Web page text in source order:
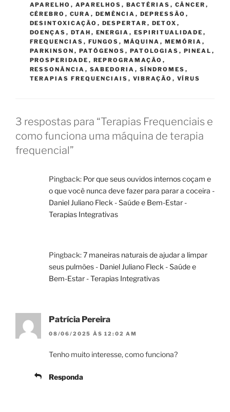
APARELHO , APARELHOS , BACTÉRIAS , CÂNCER ,
CÉREBRO , CURA , DEMÊNCIA , DEPRESSÃO ,
DESINTOXICAÇÃO , DESPERTAR , DETOX ,
DOENÇAS , DTAH , ENERGIA , ESPIRITUALIDADE ,
FREQUENCIAS , FUNGOS , MÁQUINA , MEMÓRIA ,
PARKINSON , PATÓGENOS , PATOLOGIAS , PINEAL ,
PROSPERIDADE , REPROGRAMAÇÃO ,
RESSONÂNCIA , SABEDORIA , SÍNDROMES ,
TERAPIAS FREQUENCIAIS , VIBRAÇÃO , VÍRUS
3 respostas para “Terapias Frequenciais e
como funciona uma máquina de terapia
frequencial”
Pingback: Por que seus ouvidos internos coçam e
o que você nunca deve fazer para parar a coceira -
Daniel Juliano Fleck - Saúde e Bem-Estar -
Terapias Integrativas
Pingback:7 maneiras naturais de ajudar a limpar
seus pulmões - Daniel Juliano Fleck - Saúde e
Bem-Estar - Terapias Integrativas
Patrícia Pereira
08/06/2025 ÀS 12:02 AM
Tenho muito interesse, como funciona?
Responda